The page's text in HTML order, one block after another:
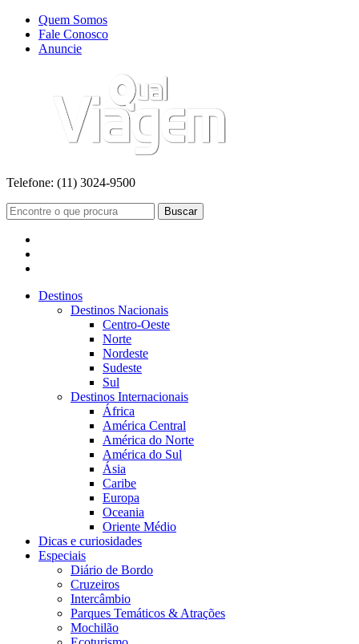
Quem Somos
Fale Conosco
Anuncie
Telefone: (11) 3024-9500
Buscar
Destinos
Destinos Nacionais
Centro-Oeste
Norte
Nordeste
Sudeste
Sul
Destinos Internacionais
África
América Central
América do Norte
América do Sul
Ásia
Caribe
Europa
Oceania
Oriente Médio
Dicas e curiosidades
Especiais
Diário de Bordo
Cruzeiros
Intercâmbio
Parques Temáticos & Atrações
Mochilão